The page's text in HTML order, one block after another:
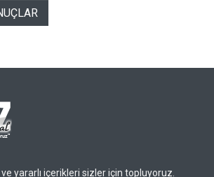
yararlı içerikleri sizler için topluyoruz.